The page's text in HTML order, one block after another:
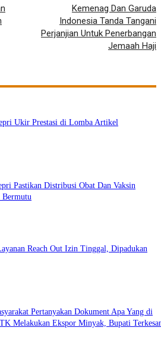
Kemenag Dan Garuda
Indonesia Tanda Tangani
Perjanjian Untuk Penerbangan
Jemaah Haji
Ukir Prestasi di Lomba Artikel
Pastikan Distribusi Obat Dan Vaksin
Bermutu
Reach Out Izin Tinggal, Dipadukan
Pertanyakan Dokument Apa Yang di
Melakukan Ekspor Minyak, Bupati